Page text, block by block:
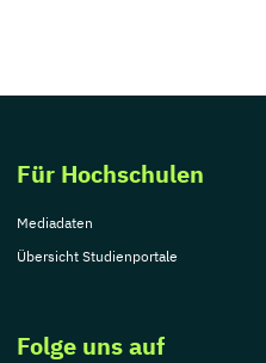
Für Hochschulen
Mediadaten
Übersicht Studienportale
Folge uns auf